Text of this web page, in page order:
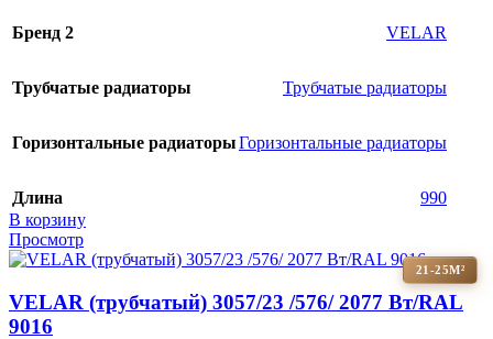
Бренд 2 VELAR
Трубчатые радиаторы Трубчатые радиаторы
Горизонтальные радиаторыГоризонтальные радиаторы
Длина
990
В корзину
Просмотр
21-25М²
VELAR (трубчатый) 3057/23 /576/ 2077 Bт/RAL
9016